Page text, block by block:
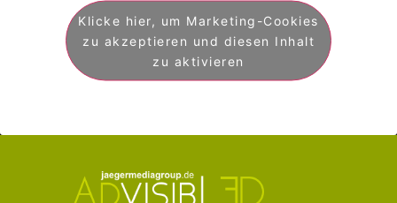
Klicke hier, um Marketing-Cookies
zu akzeptieren und diesen Inhalt
zu aktivieren